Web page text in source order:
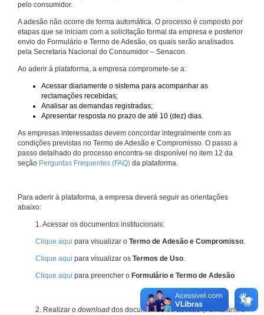
pelo consumidor.
A adesão não ocorre de forma automática. O processo é composto por
etapas que se iniciam com a solicitação formal da empresa e posterior
envio do Formulário e Termo de Adesão, os quais serão analisados
pela Secretaria Nacional do Consumidor – Senacon.
Ao aderir à plataforma, a empresa compromete-se a:
Acessar diariamente o sistema para acompanhar as
reclamações recebidas;
Analisar as demandas registradas;
Apresentar resposta no prazo de até 10 (dez) dias.
As empresas interessadas devem concordar integralmente com as
condições previstas no Termo de Adesão e Compromisso. O passo a
passo detalhado do processo encontra-se disponível no item 12 da
seção Perguntas Frequentes (FAQ) da plataforma.
Para aderir à plataforma, a empresa deverá seguir as orientações
abaixo:
1. Acessar os documentos institucionais:
Clique aqui para visualizar o Termo de Adesão e Compromisso.
Clique aqui para visualizar os Termos de Uso.
Clique aqui para preencher o Formulário e Termo de Adesão
2. Realizar o download dos documentos de adesão (Formulário e